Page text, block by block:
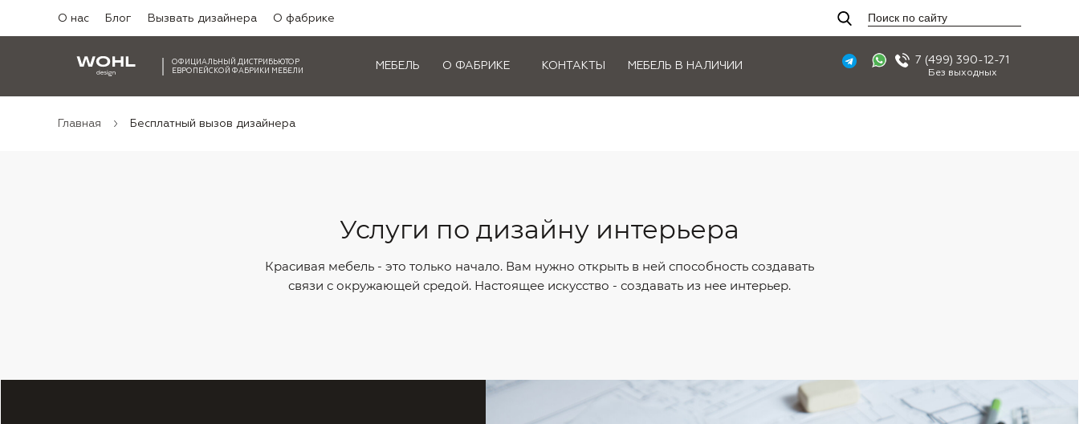
О нас Блог Вызвать дизайнера О фабрике
ОФИЦИАЛЬНЫЙ ДИСТРИБЬЮТОР
ЕВРОПЕЙСКОЙ ФАБРИКИ МЕБЕЛИ
МЕБЕЛЬ О ФАБРИКЕ КОНТАКТЫ МЕБЕЛЬ В НАЛИЧИИ 7 (499) 390-12-71
Без выходных
Главная Беcплатный вызов дизайнера
Услуги по дизайну интерьера
Красивая мебель - это только начало. Вам нужно открыть в ней способность создавать
связи с окружающей средой. Настоящее искусство - создавать из нее интерьер.